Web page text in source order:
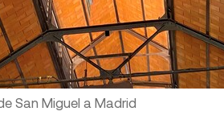
San Miguel a Madrid